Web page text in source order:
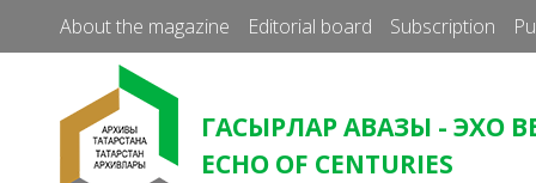
About the magazine Editorial board Subscription
ГАСЫРЛАР АВАЗЫ - ЭХО
ECHO OF CENTURIES